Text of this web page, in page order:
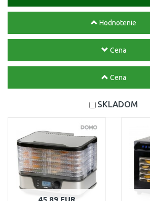
Hodnotenie
Cena
Cena
SKLADOM
45,89 EUR